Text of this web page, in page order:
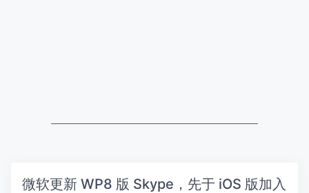
微软更新 WP8 版 Skype，先于 iOS 版加入